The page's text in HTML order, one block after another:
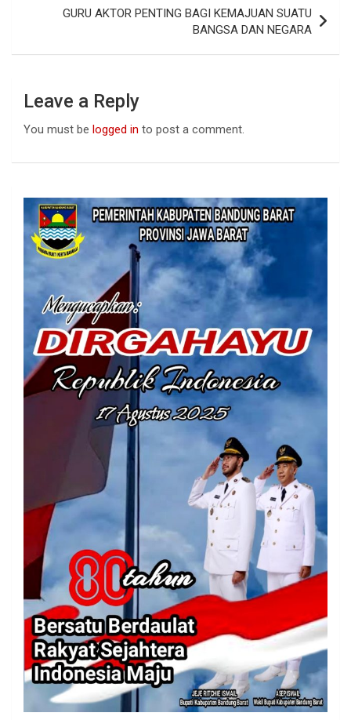
p
GURU AKTOR PENTING BAGI KEMAJUAN SUATU
BANGSA DAN NEGARA
Leave a Reply
You must be logged in to post a comment.